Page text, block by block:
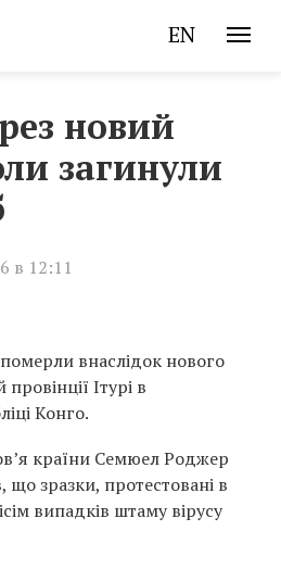
EN
новий
загинули
в 12:11
внаслідок нового
Ітурі в
Конго.
країни Семюел Роджер
зразки, протестовані в
випадків штаму вірусу